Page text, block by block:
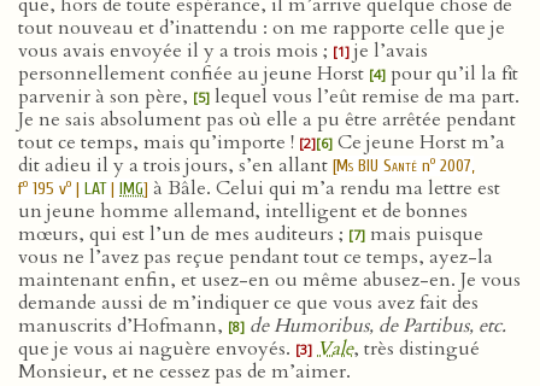
tout nouveau et d’inattendu : on me rapporte celle que je
vous avais envoyée il y a trois mois ; [1] je l’avais
personnellement confiée au jeune Horst [4] pour qu’il la fît
parvenir à son père, [5] lequel vous l’eût remise de ma part.
Je ne sais absolument pas où elle a pu être arrêtée pendant
tout ce temps, mais qu’importe ! [2][6] Ce jeune Horst m’a
dit adieu il y a trois jours, s’en allant [Ms BIU Santé no 2007,
fo 195 vo | LAT| IMG] à Bâle. Celui qui m’a rendu ma lettre est
un jeune homme allemand, intelligent et de bonnes
mœurs, qui est l’un de mes auditeurs ; [7] mais puisque
vous ne l’avez pas reçue pendant tout ce temps, ayez-la
maintenant enfin, et usez-en ou même abusez-en. Je vous
demande aussi de m’indiquer ce que vous avez fait des
manuscrits d’Hofmann, [8] de Humoribus, de Partibus, etc.
que je vous ai naguère envoyés. [3] Vale, très distingué
Monsieur, et ne cessez pas de m’aimer.